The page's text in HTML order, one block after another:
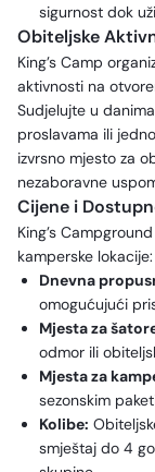
sigurnost dok
Obiteljske
King’s Camp
aktivnosti na
Sudjelujte u
proslavama ili
izvrsno mjesto za
nezaboravne
Cijene i
King’s
kamperske lokacije:
Dnevna
omogućujući
Mjesta za
odmor ili
Mjesta za
sezonskim
Kolibe:
smještaj do 4